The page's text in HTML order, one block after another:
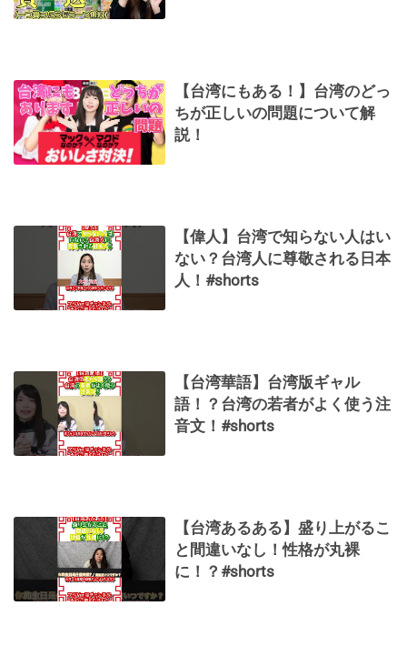
【台湾にもある！】台湾のどっ
ちが正しいの問題について解
説！
【偉人】台湾で知らない人はい
ない？台湾人に尊敬される日本
人！#shorts
【台湾華語】台湾版ギャル
語！？台湾の若者がよく使う注
音文！#shorts
【台湾あるある】盛り上がるこ
と間違いなし！性格が丸裸
に！？#shorts